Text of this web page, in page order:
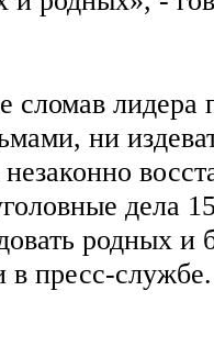
сломав лидера
ни
дела
родных и
в пресс-службе.